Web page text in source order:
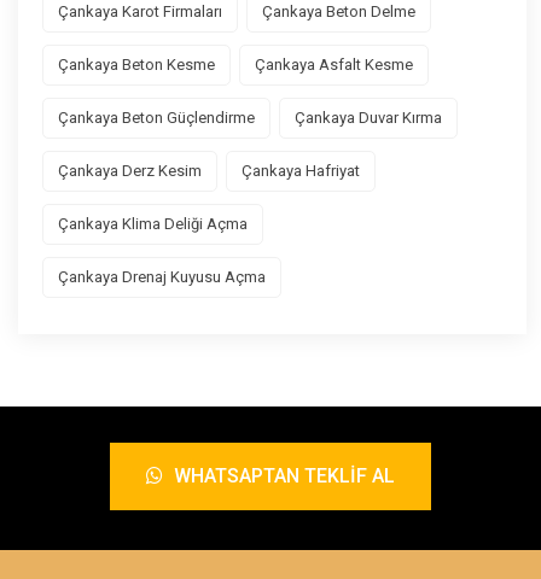
Çankaya Karot Firmaları Çankaya Beton Delme
Çankaya Beton Kesme Çankaya Asfalt Kesme
Çankaya Beton Güçlendirme Çankaya Duvar Kırma
Çankaya Derz Kesim Çankaya Hafriyat
Çankaya Klima Deliği Açma
Çankaya Drenaj Kuyusu Açma
WHATSAPTAN TEKLIF AL